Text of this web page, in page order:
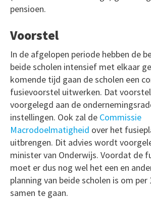
pensioen.
Voorstel
In de afgelopen periode hebben de
beide scholen intensief met elkaar
komende tijd gaan de scholen een
fusievoorstel uitwerken. Dat
voorgelegd aan de
instellingen. Ook zal de Commissie
Macrodoelmatigheid over het
uitbrengen. Dit advies wordt
minister van Onderwijs. Voordat de
moet er dus nog wel het een en
planning van beide scholen is om per
samen te gaan.